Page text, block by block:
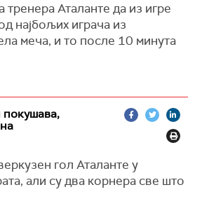
тренера Аталанте да из игре
најбољих играча из
меча, и то после 10 минута
покушава,
гол Аталанте у
али су два корнера све што